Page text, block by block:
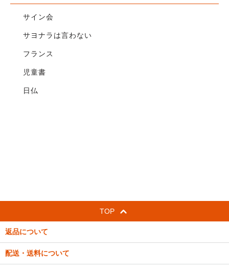
サイン会
サヨナラは言わない
フランス
児童書
日仏
TOP
返品について
配送・送料について